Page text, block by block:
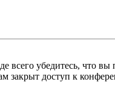
убедитесь, что
закрыт доступ к